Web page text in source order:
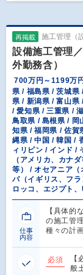
再掲載 施工管理（
設備施工管理
外勤務含）
700万円～1199万
県 / 福島県 / 茨城県
県 / 新潟県 / 富山県
/ 愛知県 / 三重県 /
鳥取県 / 島根県 / 岡
知県 / 福岡県 / 佐賀
縄県 / 中国 / 韓国 /
ィリピン / インド /
（アメリカ、カナ
等） / オセアニア（
パ（イギリス、フ
ロッコ、エジプト
仕事
内容
【具体的
の施工管
種々の計
必須
般